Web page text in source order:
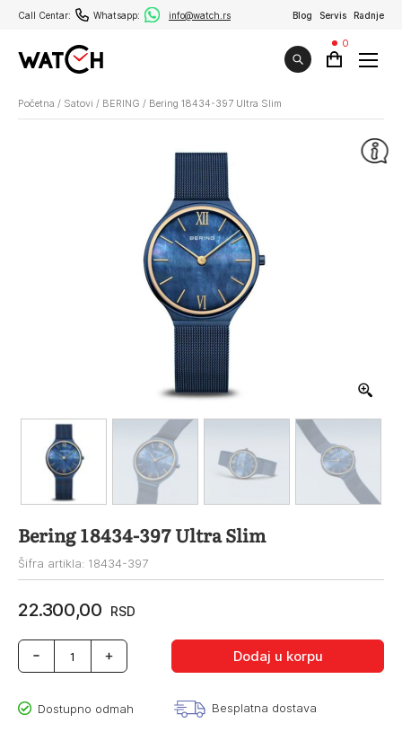
Call Centar: Whatsapp: info@watch.rs Blog Servis Radnje
0
Početna / Satovi / BERING / Bering 18434-397 Ultra Slim
Bering 18434-397 Ultra Slim
Šifra artikla: 18434-397
22.300,00 RSD
Bering
18434-
Ultra
Slim
Dodaj u korpu
Dostupno odmah Besplatna dostava